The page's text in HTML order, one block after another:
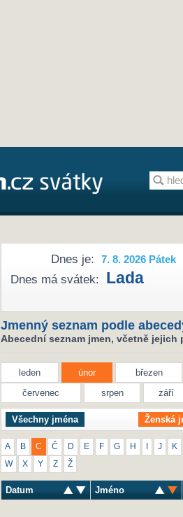
Dnes je: 7. 8. 2026 Pátek
Dnes má svátek: Lada
Jmenný seznam podle
Abecední seznam jmen, včetně
leden únor březen
červenec
srpen září
Všechny jména Ženská
A B C Č D E F G H J K
W X Y Z Ž
Datum Jméno